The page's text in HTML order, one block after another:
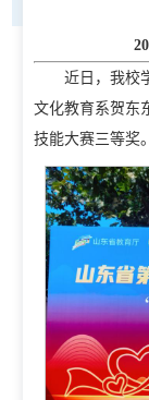
首页
学校概况
学校简介
校庆日
近日，我校
文化教育系贺东
技能大赛三等奖。